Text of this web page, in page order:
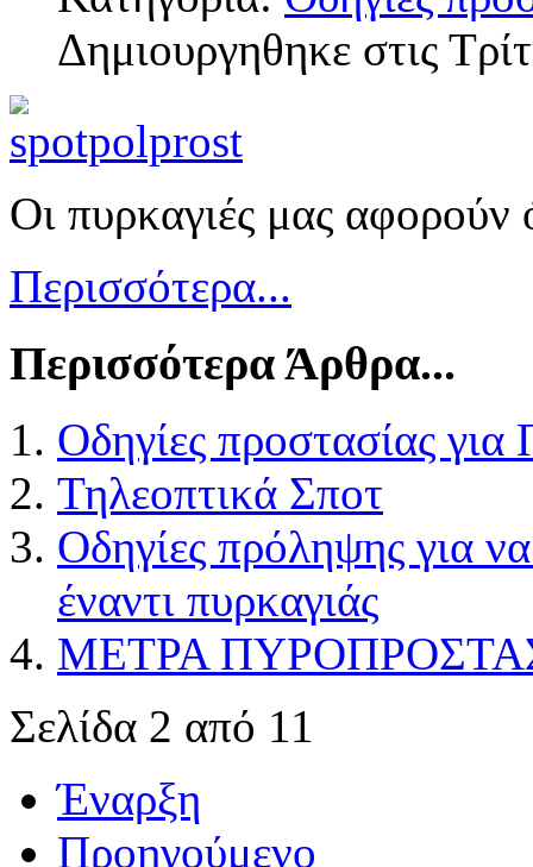
Δημιουργηθηκε στις
Οι πυρκαγιές μας αφορούν
Περισσότερα...
Περισσότερα Άρθρα...
Οδηγίες προστασίας
Τηλεοπτικά Σποτ
Οδηγίες πρόληψης για
έναντι πυρκαγιάς
ΜΕΤΡΑ
Σελίδα 2 από 11
Έναρξη
Προηγούμενο